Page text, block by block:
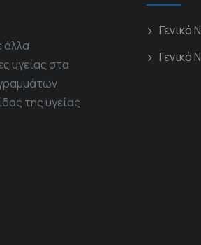
άλλα
υγείας στα
της υγείας
Γενικό
Γενικό